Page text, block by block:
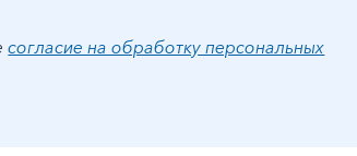
согласие на обработку персональных